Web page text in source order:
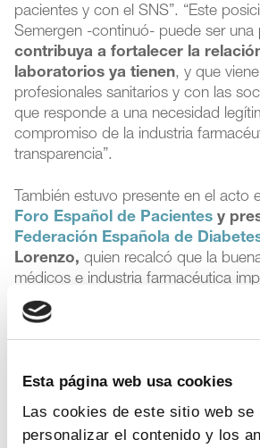
Esta página web usa cookies
Las cookies de este sitio web se
personalizar el contenido y los
pacientes y con el SNS”. “Este
Semergen -continuó- puede ser una
contribuya a fortalecer la
laboratorios ya tienen, y que
profesionales sanitarios y con las
que responde a una necesidad
compromiso de la industria
transparencia”.
También estuvo presente en el acto
Foro Español de Pacientes y
Federación Española de
Lorenzo, quien recalcó que la
médicos e industria farmacéutica
pacientes tengamos más
vida”. “Es vital que la investigación
aportan las compañías
recursos, mejor”, añadió.
El exsecretario general de
Olmosquiso, asimismo, aplaudir la